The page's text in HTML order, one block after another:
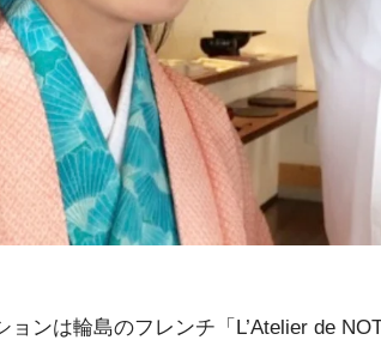
ョンは輪島のフレンチ「L’Atelier de